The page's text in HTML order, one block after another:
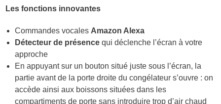
Les fonctions innovantes
Commandes vocales Amazon Alexa
Détecteur de présence qui déclenche l’écran à votre
approche
En appuyant sur un bouton situé juste sous l’écran, la
partie avant de la porte droite du congélateur s’ouvre : on
accède ainsi aux boissons situées dans les
compartiments de porte sans introduire trop d’air chaud